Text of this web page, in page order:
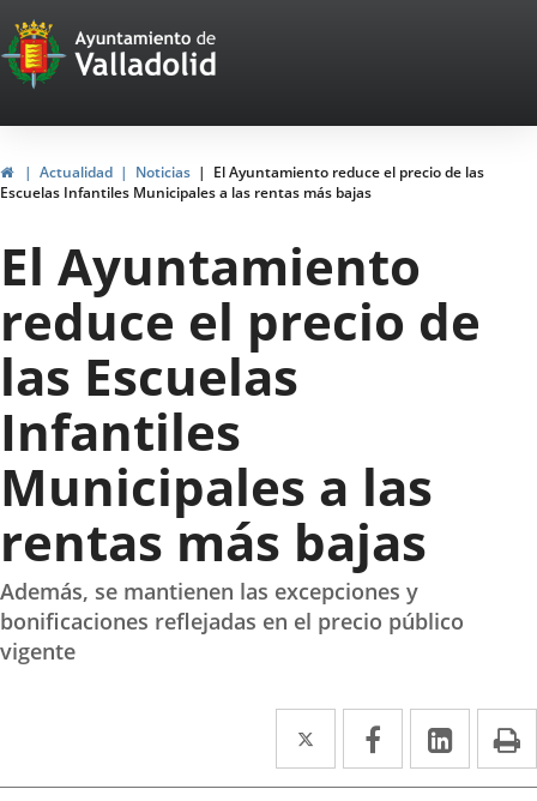
Portal
Web
del
Ayuntamiento
de
Valladolid
HomeActualidad Noticias
El Ayuntamiento reduce el precio de las
Escuelas Infantiles Municipales a las rentas más bajas
El Ayuntamiento
reduce el precio de
las Escuelas
Infantiles
Municipales a las
rentas más bajas
Además, se mantienen las excepciones y
bonificaciones reflejadas en el precio público
vigente
Twitter
Enlace
a
Facebook
Enlace
a
Enlace
a